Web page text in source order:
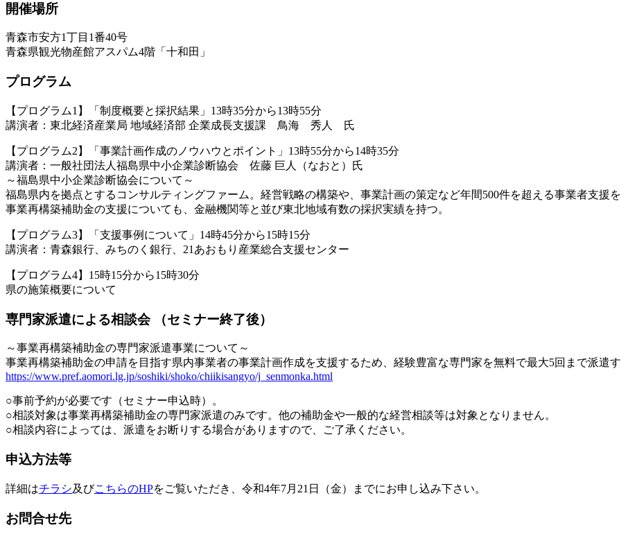
開催場所
青森市安方1丁目1番40号
青森県観光物産館アスパム4階「十和田」
プログラム
【プログラム1】「制度概要と採択結果」13時35分から13時55分
講演者：東北経済産業局 地域経済部 企業成長支援課 鳥海 秀人 氏
【プログラム2】「事業計画作成のノウハウとポイント」13時55分から14時35分
講演者：一般社団法人福島県中小企業診断協会 佐藤 巨人（なおと）氏
～福島県中小企業診断協会について～
福島県内を拠点とするコンサルティングファーム。経営戦略の構築や、事業計画の策定など年間500件を超える事業者支援を
事業再構築補助金の支援についても、金融機関等と並び東北地域有数の採択実績を持つ。
【プログラム3】「支援事例について」14時45分から15時15分
講演者：青森銀行、みちのく銀行、21あおもり産業総合支援センター
【プログラム4】15時15分から15時30分
県の施策概要について
専門家派遣による相談会 （セミナー終了後）
～事業再構築補助金の専門家派遣事業について～
事業再構築補助金の申請を目指す県内事業者の事業計画作成を支援するため、経験豊富な専門家を無料で最大5回まで派遣す
https://www.pref.aomori.lg.jp/soshiki/shoko/chiikisangyo/j_senmonka.html
○事前予約が必要です（セミナー申込時）。
○相談対象は事業再構築補助金の専門家派遣のみです。他の補助金や一般的な経営相談等は対象となりません。
○相談内容によっては、派遣をお断りする場合がありますので、ご了承ください。
申込方法等
詳細はチラシ及びこちらのHPをご覧いただき、令和4年7月21日（金）までにお申し込み下さい。
お問合せ先